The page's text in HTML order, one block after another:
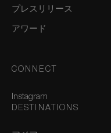
プレスリリース
アワード
CONNECT
Instagram
DESTINATIONS